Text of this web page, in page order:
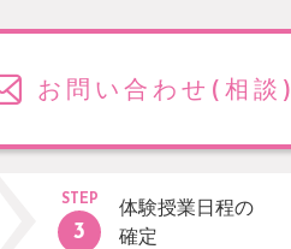
お問い合わせ (相談)
STEP
体験授業日程の
確定